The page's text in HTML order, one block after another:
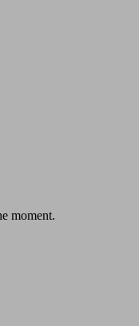
moment.